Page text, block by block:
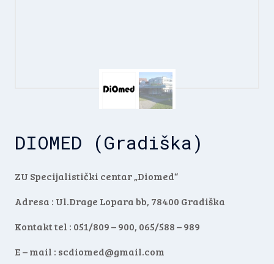
DIOMED (Gradiška)
ZU Specijalistički centar „Diomed“
Adresa : Ul.Drage Lopara bb, 78400 Gradiška
Kontakt tel : 051/809 – 900, 065/588 – 989
E – mail : scdiomed@gmail.com